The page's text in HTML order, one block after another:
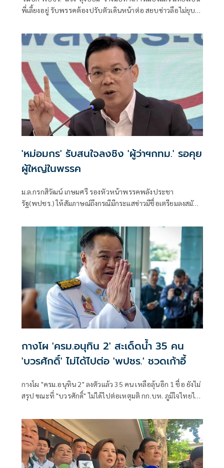
พี่เลี้ยงอยู่ รับพรรคต้องปรับตัวเดินหน้าต่อ สยบข่าวลือไม่ยุบ
'หม่อมกร' รับสนใจลงชิง 'ผู้ว่าฯกทม.' รอคุย
ผู้ใหญ่ในพรรค
ม.ล.กรกสิวัฒน์ เกษมศรี รองหัวหน้าพรรคพลังประชา
รัฐ(พปชร.) ให้สัมภาษณ์ถึงกรณีมีกระแสข่าวมีชื่อเตรียมลงสมัคร
ตั้งผู้ว่าฯกทม.จริง
กางโผ 'ครม.อนุทิน 2' สะเด็ดน้ำ 35 คน
'บวรศักดิ์' ไม่ได้ไปต่อ 'พปชร.' ชวดเก้าอี้
กางโผ "ครม.อนุทิน 2" ลงตัวแล้ว 35 คน เหลือลุ้นอีก 1 ชื่อ ยังไม่
สรุป ขณะที่ "บวรศักดิ์" ไม่ได้ไปต่อเหตุมติ กก.บห. ภูมิใจไทยไม่